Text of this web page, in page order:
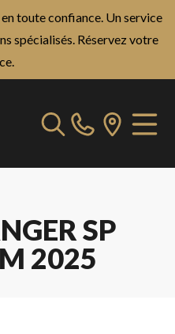
toute confiance. Un service
spécialisés. Réservez votre
SP
2025